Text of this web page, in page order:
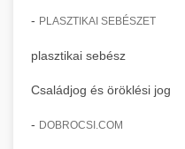
- PLASZTIKAI SEBÉSZET
plasztikai sebész
Családjog és öröklési jog
- DOBROCSI.COM